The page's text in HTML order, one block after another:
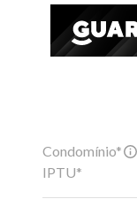
Condomínio*
IPTU*